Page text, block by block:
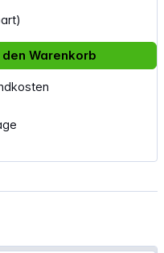
gewünschten
den Warenkorb